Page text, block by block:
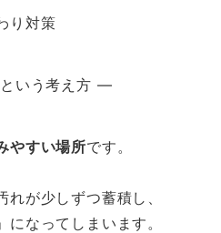
り対策
いう考え方 ―
やすい場所です。
が少しずつ蓄積し、
なってしまいます。